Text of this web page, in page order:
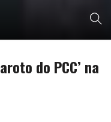
do PCC’ na